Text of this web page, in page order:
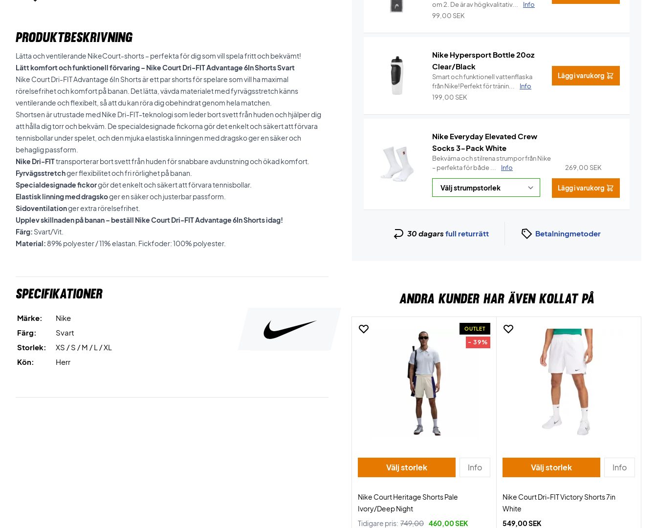
PRODUKTBESKRIVNING
Lätta och ventilerande NikeCourt-shorts – perfekta för dig som vill spela fritt och bekvämt!
Lätt komfort och funktionell förvaring – Nike Court Dri-FIT Advantage 6In Shorts Svart
Nike Court Dri-FIT Advantage 6In Shorts är ett par shorts för spelare som vill ha maximal
rörelsefrihet och komfort på banan. Det lätta, vävda materialet med fyrvägsstretch känns
ventilerande och flexibelt, så att du kan röra dig obehindrat genom hela matchen.
Shortsen är utrustade med Nike Dri-FIT-teknologi som leder bort svett från huden och hjälper dig
att hålla dig torr och bekväm. De specialdesignade fickorna gör det enkelt och säkert att förvara
tennisbollar under spelet, och den mjuka elastiska linningen med dragsko ger en säker och
behaglig passform.
Nike Dri-FITtransporterar bort svett från huden för snabbare avdunstning och ökad komfort.
Fyrvägsstretchger flexibilitet och fri rörlighet på banan.
Specialdesignade fickorgör det enkelt och säkert att förvara tennisbollar.
Elastisk linning med dragskoger en säker och justerbar passform.
Sidoventilationger extra rörelsefrihet.
Upplev skillnaden på banan – beställ Nike Court Dri-FIT Advantage 6In Shorts idag!
Färg: Svart/Vit.
Material: 89% polyester / 11% elastan. Fickfoder: 100% polyester.
Specifikationer
Märke:
Nike
Färg:
Svart
Storlek:
XS / S / M / L / XL
Kön:
Herr
om 2. De är av högkvalitativ...
Info
99,00 SEK
Nike Hypersport Bottle 20oz
Clear/Black
Smart och funktionell vattenflaska
från Nike!Perfekt för tränin...
Info
199,00 SEK
Lägg i varukorg
Nike Everyday Elevated Crew
Socks 3-Pack White
Bekväma och stilrena strumpor från Nike
– perfekta för både ...
Info 269,00 SEK
Lägg i varukorg
30 dagars full returrätt Betalningmetoder
ANDRA KUNDER HAR ÄVEN KOLLAT PÅ
OUTLET
- 39%
Välj storlek Info
Nike Court Heritage Shorts Pale
Ivory/Deep Night
Tidigare pris: 749,00 460,00 SEK
Välj storlek Info
Nike Court Dri-FIT Victory Shorts 7in
White
549,00 SEK